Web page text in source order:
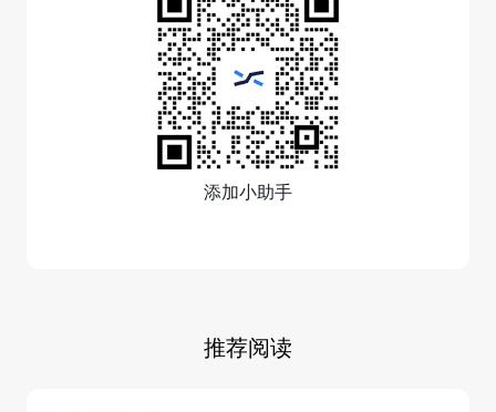
添加小助手
推荐阅读